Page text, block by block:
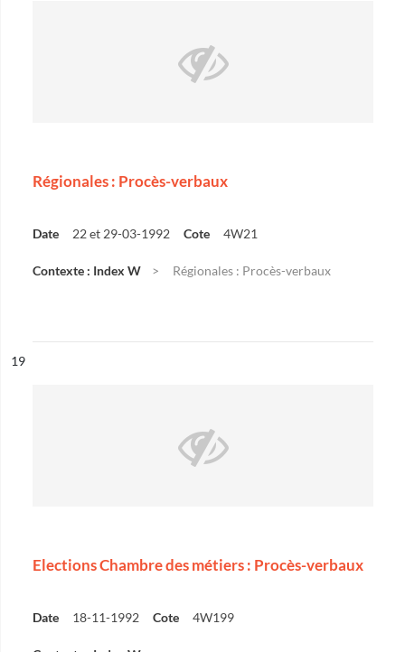
Régionales : Procès-verbaux
Date 22 et 29-03-1992 Cote 4W21
Contexte : Index W Régionales : Procès-verbaux
n°
19
Elections Chambre des métiers : Procès-verbaux
Date 18-11-1992 Cote 4W199